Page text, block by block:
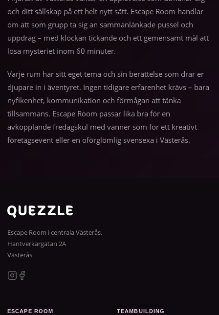
och ditt sällskap på ett helt nytt sätt. Escape Room handlar
om att som grupp ta sig an sammanlänkade pussel och
uppdrag – med klockan tickande och ett gemensamt mål att
lösa mysteriet inom 60 minuter.
Varje rum har sitt eget tema och sin berättelse som drar er
djupare in i äventyret. Ingen tidigare erfarenhet krävs – bara
nyfikenhet, kommunikation och förmågan att tänka
tillsammans. Escape Room passar lika bra för en
avkopplande fredagskul med vänner som för ett kreativt
företagsevent eller en oförglömlig svensexa i Västerås.
Escape Room i centrala Västerås.
Hantverkargatan 2A
Västerås
ESCAPE ROOM TEAMBUILDING